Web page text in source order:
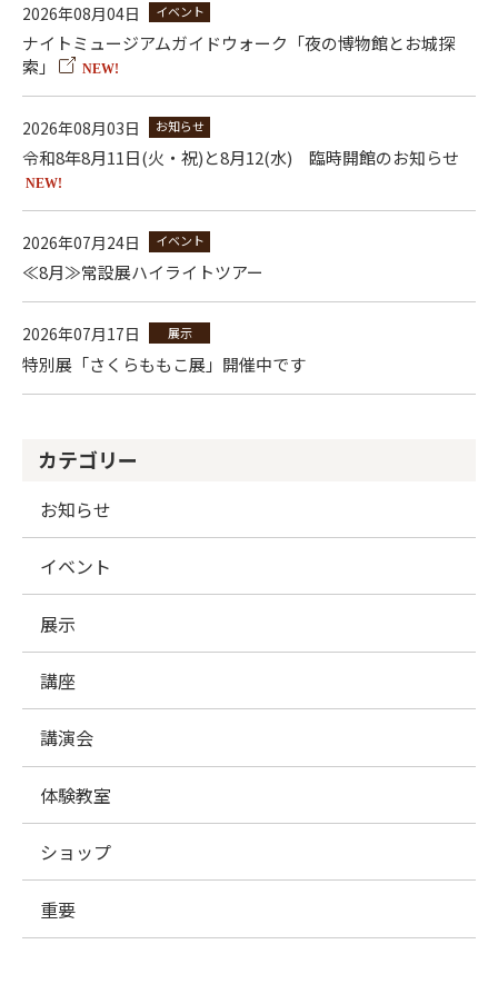
2026年08月04日 イベント
ナイトミュージアムガイドウォーク「夜の博物館とお城探
索」
NEW!
2026年08月03日 お知らせ
令和8年8月11日(火・祝)と8月12(水) 臨時開館のお知らせ
NEW!
2026年07月24日 イベント
≪8月≫常設展ハイライトツアー
2026年07月17日 展示
特別展「さくらももこ展」開催中です
カテゴリー
お知らせ
イベント
展示
講座
講演会
体験教室
ショップ
重要